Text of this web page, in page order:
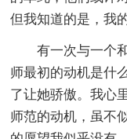
但我知道的是，我
有一次与一个
师最初的动机是什
了让她骄傲。我心
师范的动机，虽不